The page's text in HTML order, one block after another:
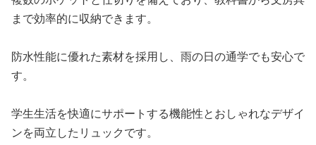
まで効率的に収納できます。
防水性能に優れた素材を採用し、雨の日の通学でも安心で
す。
学生生活を快適にサポートする機能性とおしゃれなデザイ
ンを両立したリュックです。